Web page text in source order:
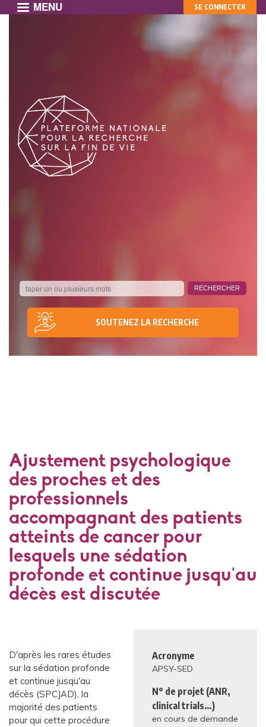
principal
MENU
SOUTENEZ LA RECHERCHE
MON
COMPTE
SE CONNECTER
Ajustement psychologique
des proches et des
professionnels
accompagnant des patients
atteints de cancer pour
lesquels une sédation
profonde et continue jusqu'au
décès est discutée
D'après les rares études
sur la sédation profonde
et continue jusqu'au
décès (SPCJAD), la
majorité des patients
pour qui cette procédure
Acronyme
APSY-SED
N° de projet (ANR,
clinical trials…)
en cours de demande